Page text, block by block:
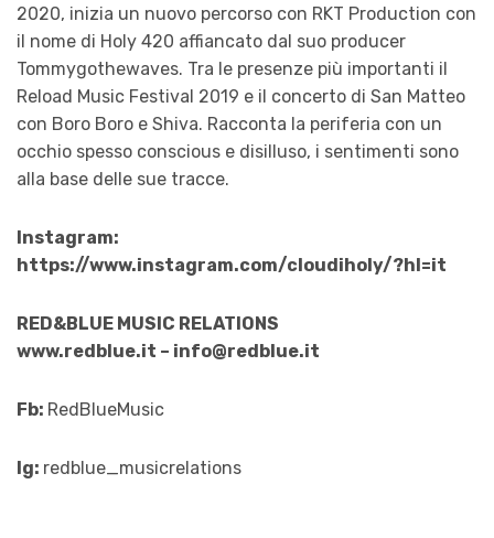
2020, inizia un nuovo percorso con RKT Production con
il nome di Holy 420 affiancato dal suo producer
Tommygothewaves. Tra le presenze più importanti il
Reload Music Festival 2019 e il concerto di San Matteo
con Boro Boro e Shiva. Racconta la periferia con un
occhio spesso conscious e disilluso, i sentimenti sono
alla base delle sue tracce.
Instagram:
https://www.instagram.com/cloudiholy/?hl=it
RED&BLUE MUSIC RELATIONS
www.redblue.it – info@redblue.it
Fb: RedBlueMusic
Ig: redblue_musicrelations